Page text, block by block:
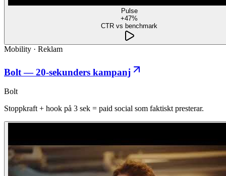
Pulse
+47%
CTR vs benchmark
Mobility · Reklam
Bolt — 20-sekunders kampanj
Bolt
Stoppkraft + hook på 3 sek = paid social som faktiskt presterar.